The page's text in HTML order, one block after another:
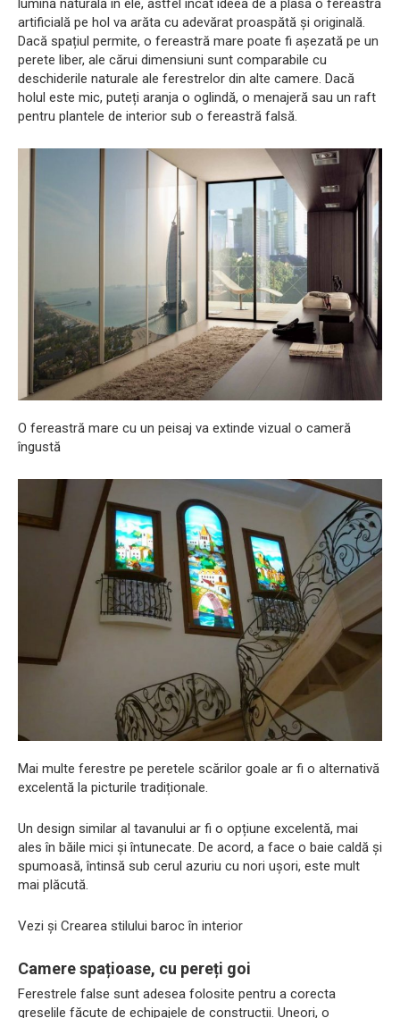
lumină naturală în ele, astfel încât ideea de a plasa o fereastră
artificială pe hol va arăta cu adevărat proaspătă și originală.
Dacă spațiul permite, o fereastră mare poate fi așezată pe un
perete liber, ale cărui dimensiuni sunt comparabile cu
deschiderile naturale ale ferestrelor din alte camere. Dacă
holul este mic, puteți aranja o oglindă, o menajeră sau un raft
pentru plantele de interior sub o fereastră falsă.
O fereastră mare cu un peisaj va extinde vizual o cameră
îngustă
Mai multe ferestre pe peretele scărilor goale ar fi o alternativă
excelentă la picturile tradiționale.
Un design similar al tavanului ar fi o opțiune excelentă, mai
ales în băile mici și întunecate. De acord, a face o baie caldă și
spumoasă, întinsă sub cerul azuriu cu nori ușori, este mult
mai plăcută.
Vezi și Crearea stilului baroc în interior
Camere spațioase, cu pereți goi
Ferestrele false sunt adesea folosite pentru a corecta
greșelile făcute de echipajele de construcții. Uneori, o